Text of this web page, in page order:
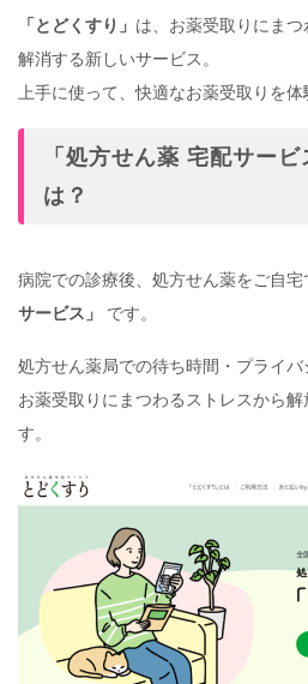
「とどくすり」 は、お薬受取りにま
解消する新しいサービス。
上手に使って、快適なお薬受取りを体
「処方せん薬 宅配サー
は？
病院での診療後、処方せん薬をご自宅
サービス」
です。
処方せん薬局での待ち時間・プライバ
お薬受取りにまつわるストレスから
す。